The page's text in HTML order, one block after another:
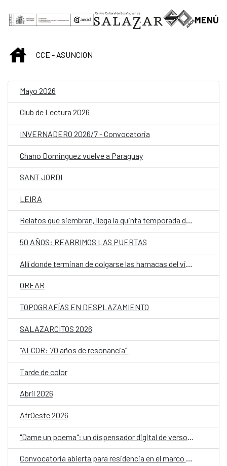
Saltar al contenido principal
MENÚ
INICIOCCE - ASUNCION
Mayo 2026
Club de Lectura 2026
INVERNADERO 2026/7 - Convocatoria
Chano Dominguez vuelve a Paraguay
SANT JORDI
LEIRA
Relatos que siembran, llega la quinta temporada de Cuentos en Red
50 AÑOS: REABRIMOS LAS PUERTAS
OREAR
TOPOGRAFÍAS EN DESPLAZAMIENTO
SALAZARCITOS 2026
“ALCOR: 70 años de resonancia”
Tarde de color
Abril 2026
AfrOeste 2026
Convocatoria abierta para residencia en el marco del proyecto Cartografías Líquidas